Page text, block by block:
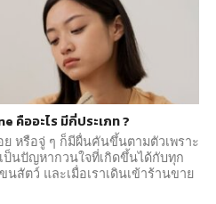
คืออะไร มีกี่ประเภท ?
หรือจู่ ๆ ก็มีผื่นคันขึ้นตามตัวเพราะ
ป็นปัญหากวนใจที่เกิดขึ้นได้กับทุก
สัตว์ และเมื่อเราเดินเข้าร้านขาย